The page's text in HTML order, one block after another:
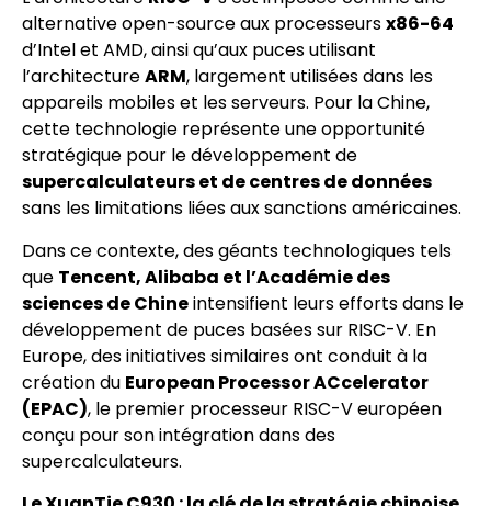
alternative open-source aux processeursx86-64
d’Intel et AMD, ainsi qu’aux puces utilisant
l’architectureARM, largement utilisées dans les
appareils mobiles et les serveurs. Pour la Chine,
cette technologie représente une opportunité
stratégique pour le développement de
supercalculateurs et de centres de données
sans les limitations liées aux sanctions américaines.
Dans ce contexte, des géants technologiques tels
que Tencent, Alibaba et l’Académie des
sciences de Chineintensifient leurs efforts dans le
développement de puces basées sur RISC-V. En
Europe, des initiatives similaires ont conduit à la
création du European Processor ACcelerator
(EPAC), le premier processeur RISC-V européen
conçu pour son intégration dans des
supercalculateurs.